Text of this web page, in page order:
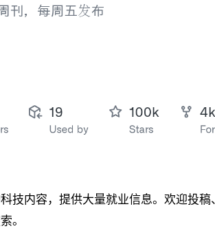
技内容，提供大量就业信息。欢迎投
。